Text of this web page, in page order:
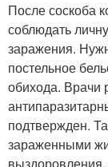
После соскоба
соблюдать
заражения.
постельное
обихода. Врачи
подтвержден.
зараженными